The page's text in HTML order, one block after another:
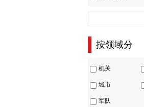
按领域分
机关
城市
军队